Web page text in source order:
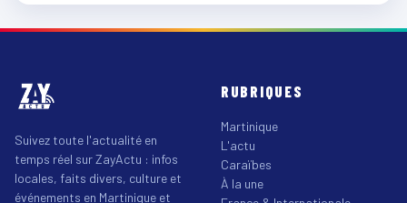
Suivez toute l'actualité en
temps réel sur ZayActu : infos
locales, faits divers, culture et
événements en Martinique et
RUBRIQUES
Martinique
L'actu
Caraïbes
À la une